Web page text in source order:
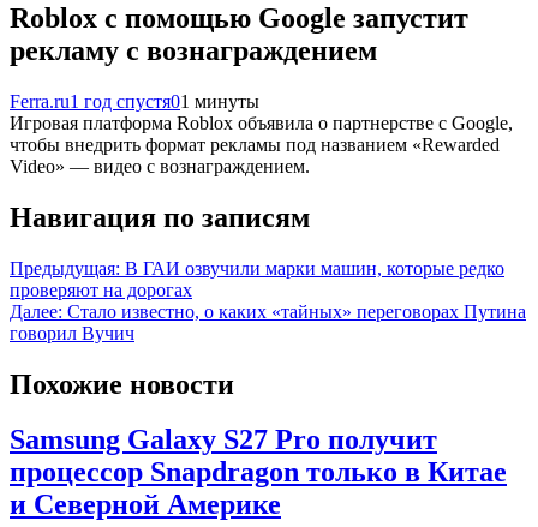
Roblox с помощью Google запустит
рекламу с вознаграждением
Ferra.ru1 год спустя01 минуты
Игровая платформа Roblox объявила о партнерстве с Google,
чтобы внедрить формат рекламы под названием «Rewarded
Video» — видео с вознаграждением.
Навигация по записям
Предыдущая: В ГАИ озвучили марки машин, которые редко
проверяют на дорогах
Далее: Стало известно, о каких «тайных» переговорах Путина
говорил Вучич
Похожие новости
Samsung Galaxy S27 Pro получит
процессор Snapdragon только в Китае
и Северной Америке